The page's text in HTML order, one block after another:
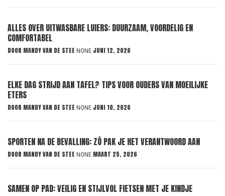
ALLES OVER UITWASBARE LUIERS: DUURZAAM, VOORDELIG EN
COMFORTABEL
DOOR MANDY VAN DE STEE NONE JUNI 12, 2026
ELKE DAG STRIJD AAN TAFEL? TIPS VOOR OUDERS VAN MOEILIJKE
ETERS
DOOR MANDY VAN DE STEE NONE JUNI 10, 2026
SPORTEN NA DE BEVALLING: ZÓ PAK JE HET VERANTWOORD AAN
DOOR MANDY VAN DE STEE NONE MAART 25, 2026
SAMEN OP PAD: VEILIG EN STIJLVOL FIETSEN MET JE KINDJE